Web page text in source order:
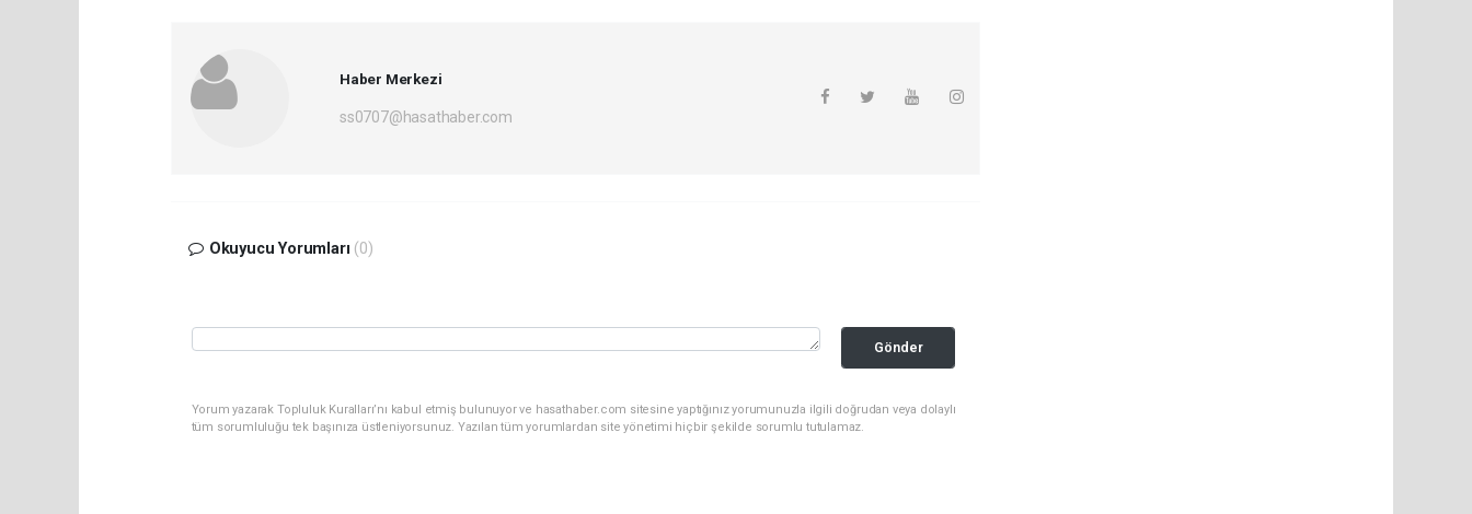
Haber Merkezi
ss0707@hasathaber.com
Okuyucu Yorumları (0)
Gönder
Yorum yazarak Topluluk Kuralları’nı kabul etmiş bulunuyor ve hasathaber.com sitesine yaptığınız yorumunuzla ilgili doğrudan veya dolaylı
tüm sorumluluğu tek başınıza üstleniyorsunuz. Yazılan tüm yorumlardan site yönetimi hiçbir şekilde sorumlu tutulamaz.